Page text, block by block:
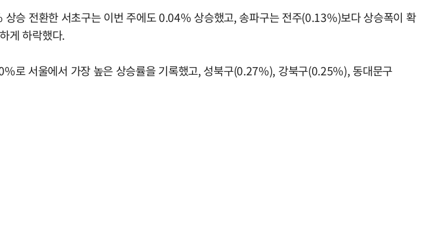
승 전환한 서초구는 이번 주에도 0.04% 상승했고, 송파구는 전주(0.13%)보다 상승폭이 확
게 하락했다.
로 서울에서 가장 높은 상승률을 기록했고, 성북구(0.27%), 강북구(0.25%), 동대문구